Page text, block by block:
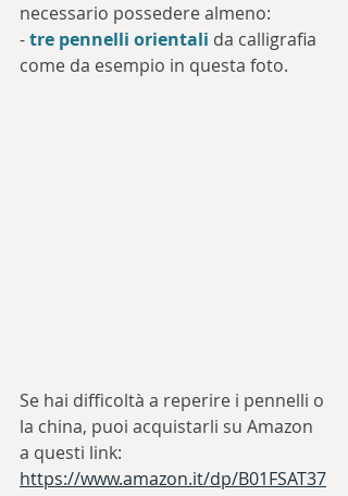
necessario possedere almeno:
- tre pennelli orientali da calligrafia
come da esempio in questa foto.
Se hai difficoltà a reperire i pennelli o
la china, puoi acquistarli su Amazon
a questi link:
https://www.amazon.it/dp/B01FSAT37